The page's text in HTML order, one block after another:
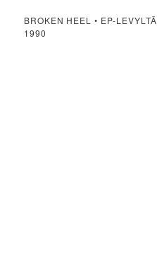
BROKEN HEEL • EP-LEVYLTÄ
1990